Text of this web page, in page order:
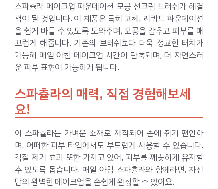
스파츌라 메이크업 파운데이션 모공 선크림 브러쉬가 해결
책이 될 것입니다. 이 제품은 특히 고체, 리퀴드 파운데이션
을 쉽게 바를 수 있도록 도와주며, 모공을 감추고 피부를 매
끄럽게 해줍니다. 기존의 브러쉬보다 더욱 정교한 터치가
가능해 매일 아침 메이크업 시간이 단축되며, 더 자연스러
운 피부 표현이 가능하게 됩니다.
스파츌라의 매력, 직접 경험해보세
요!
이 스파츌라는 가벼운 소재로 제작되어 손에 쥐기 편안하
며, 어떠한 피부 타입에서도 부드럽게 사용할 수 있습니다.
각질 제거 효과 또한 가지고 있어, 피부를 깨끗하게 유지할
수 있도록 돕습니다. 매일 아침 스파츌라와 함께라면, 자신
만의 완벽한 메이크업을 손쉽게 완성할 수 있어요.